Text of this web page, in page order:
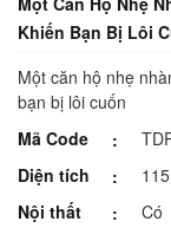
Khiến Bạn Bị Lôi
Một căn hộ nhẹ
bạn bị lôi cuốn
Mã Code
Diện tích
115
Nội thất
Có